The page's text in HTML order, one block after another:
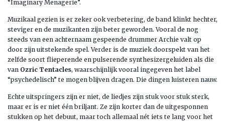
“Imaginary Menagerie”.
Muzikaal gezien is er zeker ook verbetering, de band klinkt hechter,
steviger en de muzikanten zijn beter geworden. Vooral de nog
steeds van een achternaam gespeende drummer Archie valt op
door zijn uitstekende spel. Verder is de muziek doorspekt van het
zelfde soort flieperende en pulserende synthesizergeluiden als die
van Ozric Tentacles, waarschijnlijk vooral ingegeven het label
“psychedelisch” te mogen blijven dragen. Die dingen luisteren nauw.
Echte uitspringers zijn er niet, de liedjes zijn stuk voor stuk sterk,
maar er is er niet één briljant. Ze zijn korter dan de uitgesponnen
stukken op het debuut, maar toch allemaal nét iets te lang voor het